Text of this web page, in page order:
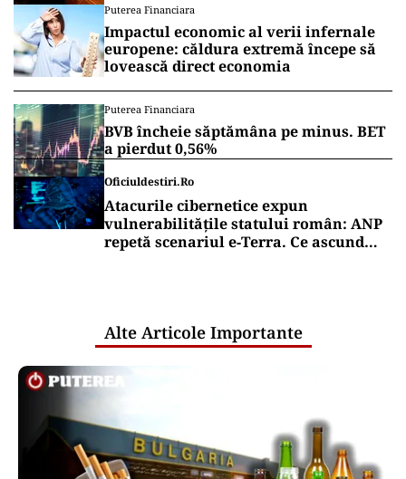
Puterea Financiara
Impactul economic al verii infernale
europene: căldura extremă începe să
lovească direct economia
Puterea Financiara
BVB încheie săptămâna pe minus. BET
a pierdut 0,56%
Oficiuldestiri.ro
Atacurile cibernetice expun
vulnerabilitățile statului român: ANP
repetă scenariul e‑Terra. Ce ascund
Alte Articole Importante